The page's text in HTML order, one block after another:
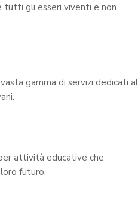
tutti gli esseri viventi e non
gamma di servizi dedicati al
attività educative che
futuro.